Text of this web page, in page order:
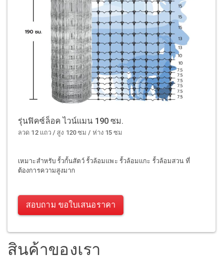
รุ่นฟิคซ์ล็อค ไวน์แมน 190 ซม.
ลวด 12 แถว / สูง 120 ซม / ห่าง 15 ซม
เหมาะสำหรับ รั้วกั้นสัตว์ รั้วล้อมแพะ รั้วล้อมแกะ รั้วล้อมสวน ที่
ต้องการความสูงมาก
สอบถาม ขอใบเสนอราคา
สินค้าของเรา